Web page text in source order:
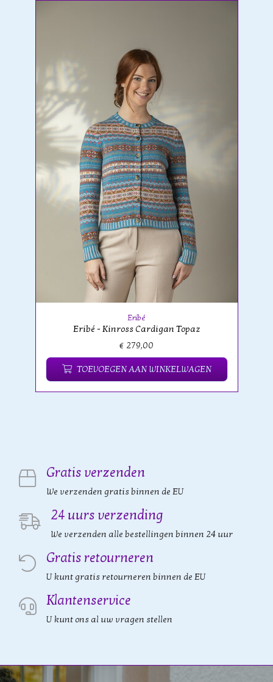
Eribé
Eribé - Kinross Cardigan Topaz
€ 279,00
TOEVOEGEN AAN WINKELWAGEN
Gratis verzenden
We verzenden gratis binnen de EU
24 uurs verzending
We verzenden alle bestellingen binnen 24 uur
Gratis retourneren
U kunt gratis retourneren binnen de EU
Klantenservice
U kunt ons al uw vragen stellen